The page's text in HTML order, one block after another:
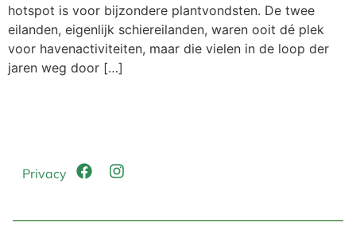
hotspot is voor bijzondere plantvondsten. De twee
eilanden, eigenlijk schiereilanden, waren ooit dé plek
voor havenactiviteiten, maar die vielen in de loop der
jaren weg door […]
Privacy